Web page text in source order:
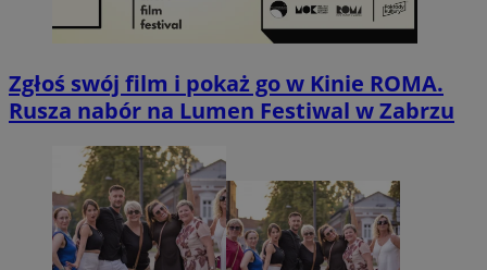
Zgłoś swój film i pokaż go w Kinie ROMA.
Rusza nabór na Lumen Festiwal w Zabrzu